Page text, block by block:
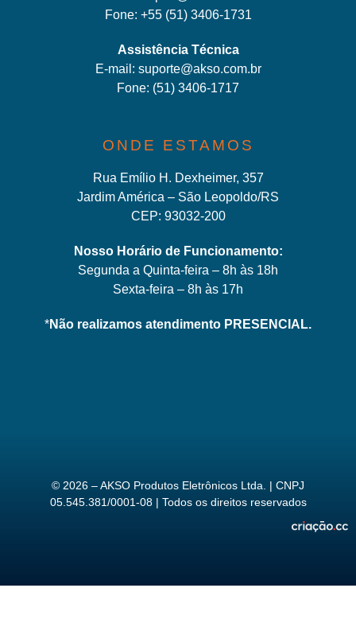
Fone: +55 (51) 3406-1731
Assistência Técnica
E-mail: suporte@akso.com.br
Fone: (51) 3406-1717
ONDE ESTAMOS
Rua Emílio H. Dexheimer, 357
Jardim América – São Leopoldo/RS
CEP: 93032-200
Nosso Horário de Funcionamento:
Segunda a Quinta-feira – 8h às 18h
Sexta-feira – 8h às 17h
*Não realizamos atendimento PRESENCIAL.
© 2026 – AKSO Produtos Eletrônicos Ltda. | CNPJ
05.545.381/0001-08 | Todos os direitos reservados